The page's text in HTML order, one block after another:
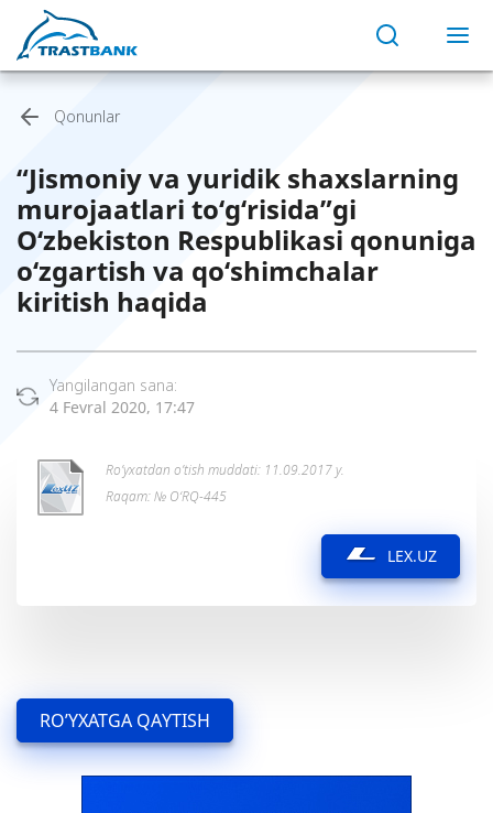
Qonunlar
“Jismoniy va yuridik shaxslarning
murojaatlari to‘g‘risida”gi
O‘zbekiston Respublikasi qonuniga
o‘zgartish va qo‘shimchalar
kiritish haqida
Yangilangan sana:
4 Fevral 2020, 17:47
Ro’yxatdan o’tish muddati: 11.09.2017 y.
Raqam: № O‘RQ-445
LEX.UZ
RO’YXATGA QAYTISH